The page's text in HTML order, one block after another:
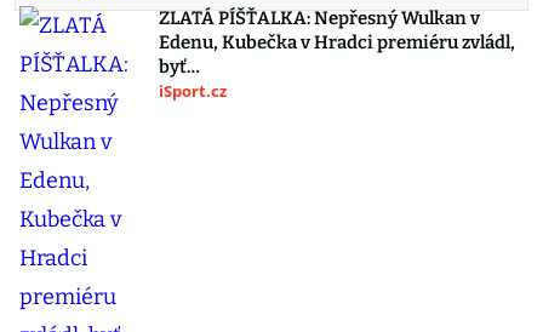
ZLATÁ PÍŠŤALKA: Nepřesný Wulkan v
Edenu, Kubečka v Hradci premiéru zvládl,
byť…
iSport.cz